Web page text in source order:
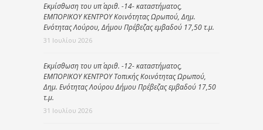
Εκμίσθωση του υπ΄ αριθ. -14- καταστήματος,
ΕΜΠΟΡΙΚΟΥ ΚΕΝΤΡΟΥ Κοινότητας Ωρωπού, Δημ.
Ενότητας Λούρου, Δήμου Πρέβεζας εμβαδού 17,50 τ.μ.
31 Ιουλίου 2026
Εκμίσθωση του υπ΄ αριθ. -12- καταστήματος,
ΕΜΠΟΡΙΚΟΥ ΚΕΝΤΡΟΥ Τοπικής Κοινότητας Ωρωπού,
Δημ. Ενότητας Λούρου Δήμου Πρέβεζας εμβαδού 17,50
τ.μ.
31 Ιουλίου 2026